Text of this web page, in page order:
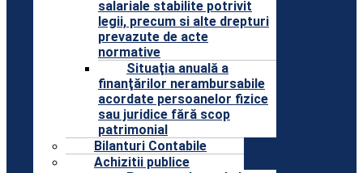
salariale stabilite potrivit
legii, precum si alte drepturi
prevazute de acte
normative
Situaţia anuală a
finanţărilor nerambursabile
acordate persoanelor fizice
sau juridice fără scop
patrimonial
Bilanturi Contabile
Achizitii publice